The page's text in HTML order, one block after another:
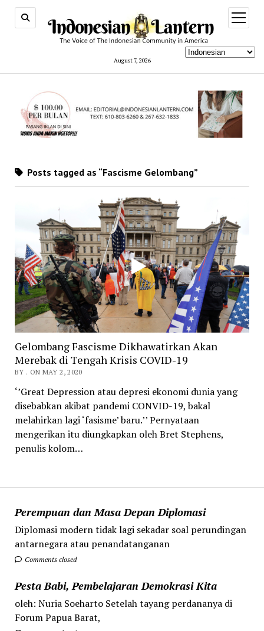
August 7, 2026
open
menu
Perempuan dan Masa Depan Diplomasi
Diplomasi modern tidak lagi sekadar soal perundingan
antarnegara atau penandatanganan
Comments closed
Pesta Babi, Pembelajaran Demokrasi Kita
oleh: Nuria Soeharto Setelah tayang perdananya di
Forum Papua Barat,
Posts tagged as “Fascisme Gelombang”
Gelombang Fascisme Dikhawatirkan Akan
Merebak di Tengah Krisis COVID-19
BY . ON MAY 2, 2020
‘’Great Depression atau depresi ekonomi dunia yang
disebabkan akibat pandemi CONVID-19, bakal
melahirkan lagi ‘fasisme’ baru.’’ Pernyataan
mengerikan itu diungkapkan oleh Bret Stephens,
penulis kolom…